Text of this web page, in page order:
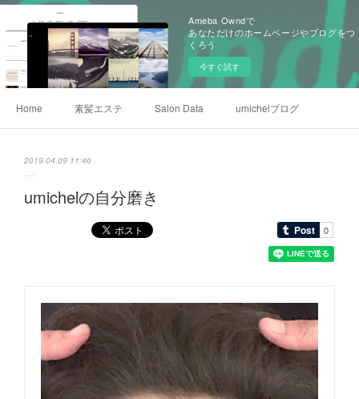
Ameba Owndで
あなただけのホームページやブログをつ
くろう
今すぐ試す
Home 素髪エステ Salon Data umichelブログ
2019.04.09 11:46
umichelの自分磨き